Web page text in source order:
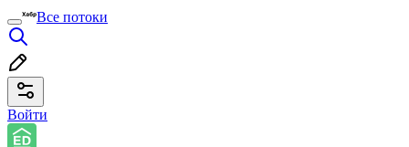
Все потоки
Войти